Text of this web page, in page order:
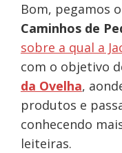
Bom, pegamos
Caminhos de
sobre a qual a
com o objetivo
da Ovelha,
produtos e
conhecendo
leiteiras.